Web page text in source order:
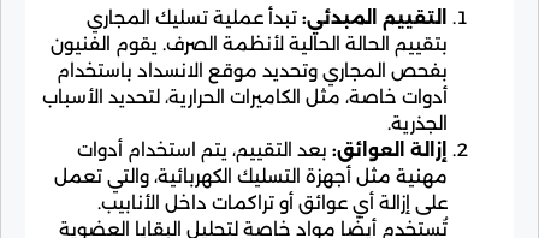
التقييم المبدئي: تبدأ عملية تسليك المجاري
بتقييم الحالة الحالية لأنظمة الصرف. يقوم الفنيون
بفحص المجاري وتحديد موقع الانسداد باستخدام
أدوات خاصة، مثل الكاميرات الحرارية، لتحديد الأسباب
الجذرية.
إزالة العوائق: بعد التقييم، يتم استخدام أدوات
مهنية مثل أجهزة التسليك الكهربائية، والتي تعمل
على إزالة أي عوائق أو تراكمات داخل الأنابيب.
تُستخدم أيضًا مواد خاصة لتحليل البقايا العضوية